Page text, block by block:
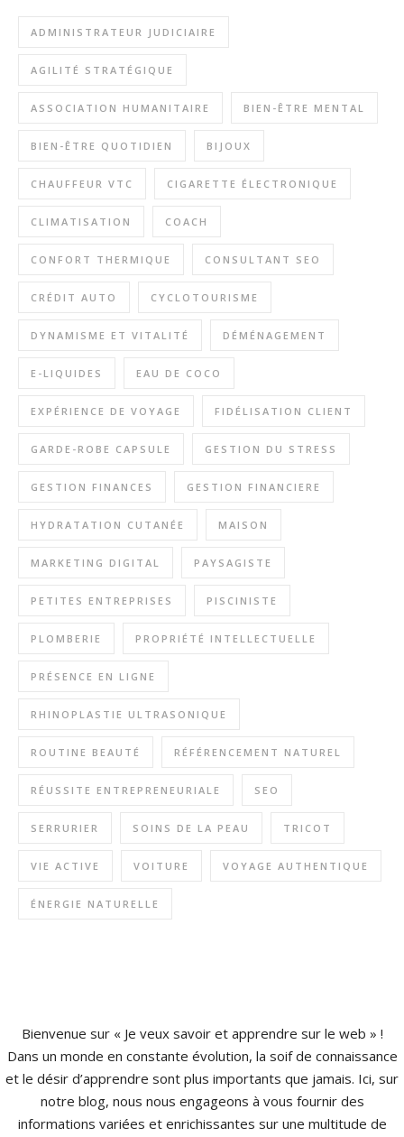
ADMINISTRATEUR JUDICIAIRE
AGILITÉ STRATÉGIQUE
ASSOCIATION HUMANITAIRE BIEN-ÊTRE MENTAL
BIEN-ÊTRE QUOTIDIEN BIJOUX
CHAUFFEUR VTC CIGARETTE ÉLECTRONIQUE
CLIMATISATION COACH
CONFORT THERMIQUE CONSULTANT SEO
CRÉDIT AUTO CYCLOTOURISME
DYNAMISME ET VITALITÉ DÉMÉNAGEMENT
E-LIQUIDES EAU DE COCO
EXPÉRIENCE DE VOYAGE FIDÉLISATION CLIENT
GARDE-ROBE CAPSULE GESTION DU STRESS
GESTION FINANCES GESTION FINANCIERE
HYDRATATION CUTANÉE MAISON
MARKETING DIGITAL PAYSAGISTE
PETITES ENTREPRISES PISCINISTE
PLOMBERIE PROPRIÉTÉ INTELLECTUELLE
PRÉSENCE EN LIGNE
RHINOPLASTIE ULTRASONIQUE
ROUTINE BEAUTÉ RÉFÉRENCEMENT NATUREL
RÉUSSITE ENTREPRENEURIALE SEO
SERRURIER SOINS DE LA PEAU TRICOT
VIE ACTIVE VOITURE VOYAGE AUTHENTIQUE
ÉNERGIE NATURELLE
Bienvenue sur « Je veux savoir et apprendre sur le web » !
Dans un monde en constante évolution, la soif de connaissance
et le désir d’apprendre sont plus importants que jamais. Ici, sur
notre blog, nous nous engageons à vous fournir des
informations variées et enrichissantes sur une multitude de